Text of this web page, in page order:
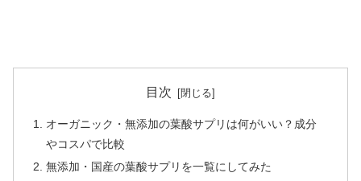
目次
オーガニック・無添加の葉酸サプリは何がいい？成分
やコスパで比較
無添加・国産の葉酸サプリを一覧にしてみた